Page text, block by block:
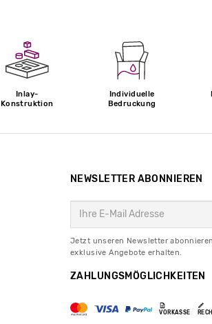
Inlay-
Konstruktion
Individuelle
Bedruckung
NEWSLETTER ABONNIEREN
Jetzt unseren Newsletter
exklusive Angebote erhalten.
ZAHLUNGSMÖGLICHKEITEN
VORKASSE